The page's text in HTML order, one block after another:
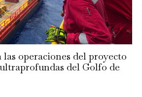
operaciones del proyecto
del Golfo de